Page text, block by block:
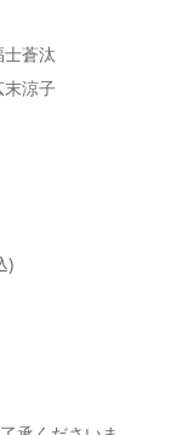
蒼汰
涼子
)